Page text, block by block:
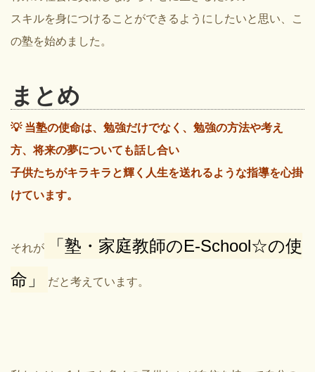
スキルを身につけることができるようにしたいと思い、こ
の塾を始めました。
まとめ
💡 当塾の使命は、勉強だけでなく、勉強の方法や考え
方、将来の夢についても話し合い
子供たちがキラキラと輝く人生を送れるような指導を心掛
けています。
それが
「塾・家庭教師のE-School☆の使
命」
だと考えています。